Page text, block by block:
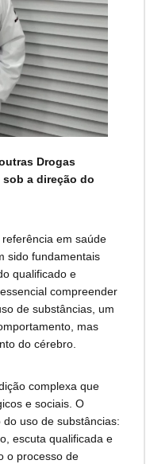
Drogas
a direção do
em saúde
sido fundamentais
qualificado e
compreender
de substâncias, um
mas
do cérebro.
complexa que
e sociais. O
uso de substâncias:
escuta qualificada e
o processo de